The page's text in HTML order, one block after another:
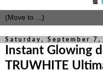
Saturday, September 7,
Instant Glowing
TRUWHITE